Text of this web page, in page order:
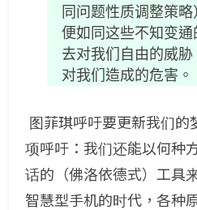
同问题性质调整策
便如同这些不知变通
去对我们 自由的威胁
对我们造成的危害。
图菲琪呼吁要更新我们的
项呼吁：我们还能以何种
话的（佛洛依德式）工具
智慧型手机的时代，各种